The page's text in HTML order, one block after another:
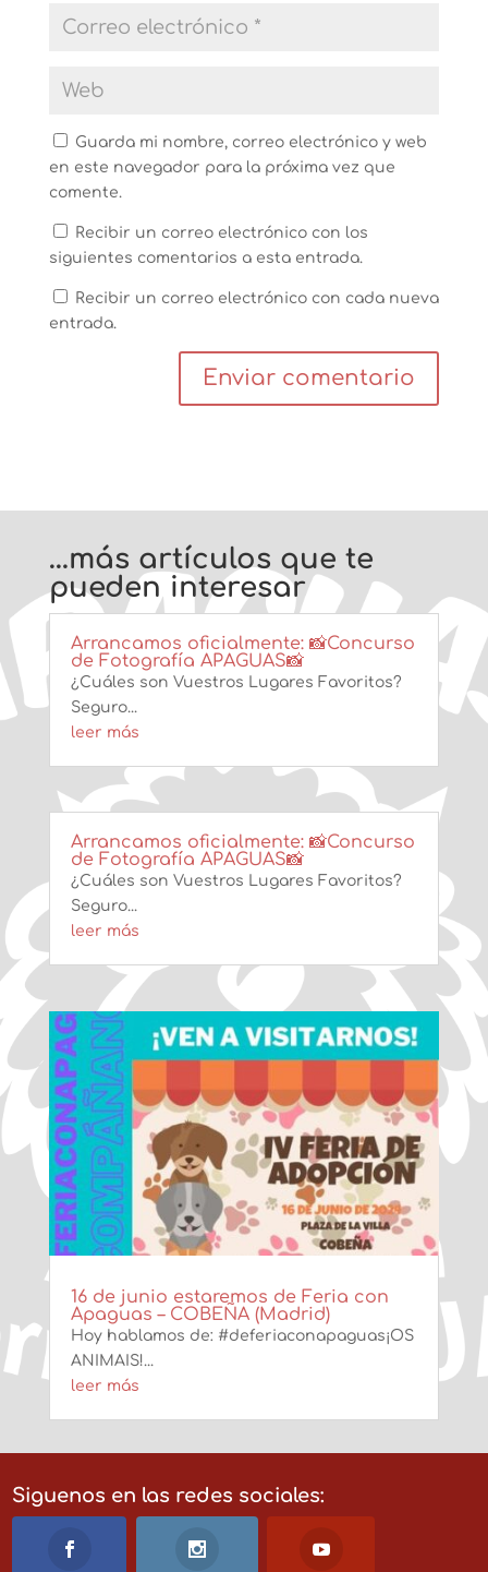
Guarda mi nombre, correo electrónico y web
en este navegador para la próxima vez que
comente.
Recibir un correo electrónico con los
siguientes comentarios a esta entrada.
Recibir un correo electrónico con cada nueva
entrada.
…más artículos que te
pueden interesar
Arrancamos oficialmente: 📸Concurso
de Fotografía APAGUAS📸
¿Cuáles son Vuestros Lugares Favoritos?
Seguro...
leer más
Arrancamos oficialmente: 📸Concurso
de Fotografía APAGUAS📸
¿Cuáles son Vuestros Lugares Favoritos?
Seguro...
leer más
16 de junio estaremos de Feria con
Apaguas – COBEÑA (Madrid)
Hoy hablamos de: #deferiaconapaguas¡OS
ANIMAIS!...
leer más
Siguenos en las redes sociales: